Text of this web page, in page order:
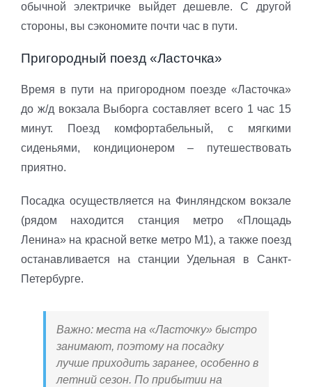
обычной электричке выйдет дешевле. С другой
стороны, вы сэкономите почти час в пути.
Пригородный поезд «Ласточка»
Время в пути на пригородном поезде «Ласточка»
до ж/д вокзала Выборга составляет всего 1 час 15
минут. Поезд комфортабельный, с мягкими
сиденьями, кондиционером – путешествовать
приятно.
Посадка осуществляется на Финляндском вокзале
(рядом находится станция метро «Площадь
Ленина» на красной ветке метро М1), а также поезд
останавливается на станции Удельная в Санкт-
Петербурге.
Важно: места на «Ласточку» быстро
занимают, поэтому на посадку
лучше приходить заранее, особенно в
летний сезон. По прибытии на